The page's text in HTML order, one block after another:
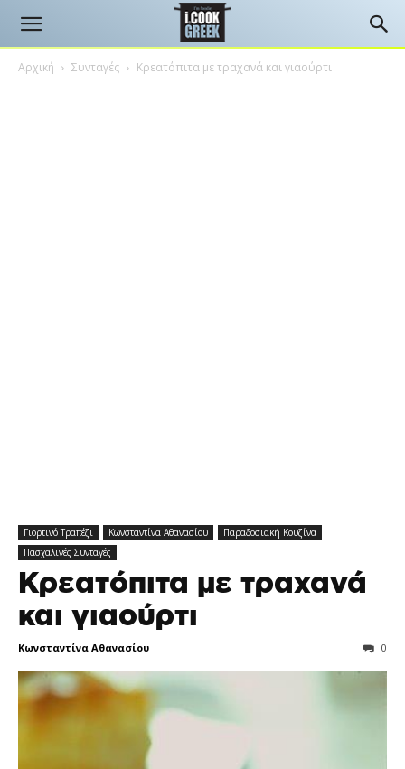
Αρχική Συνταγές Κρεατόπιτα με τραχανά και γιαούρτι
Γιορτινό Tραπέζι Κωνσταντίνα Αθανασίου
Παραδοσιακή Κουζίνα
Πασχαλινές Συνταγές
Κρεατόπιτα με τραχανά
και γιαούρτι
Κωνσταντίνα Αθανασίου 0